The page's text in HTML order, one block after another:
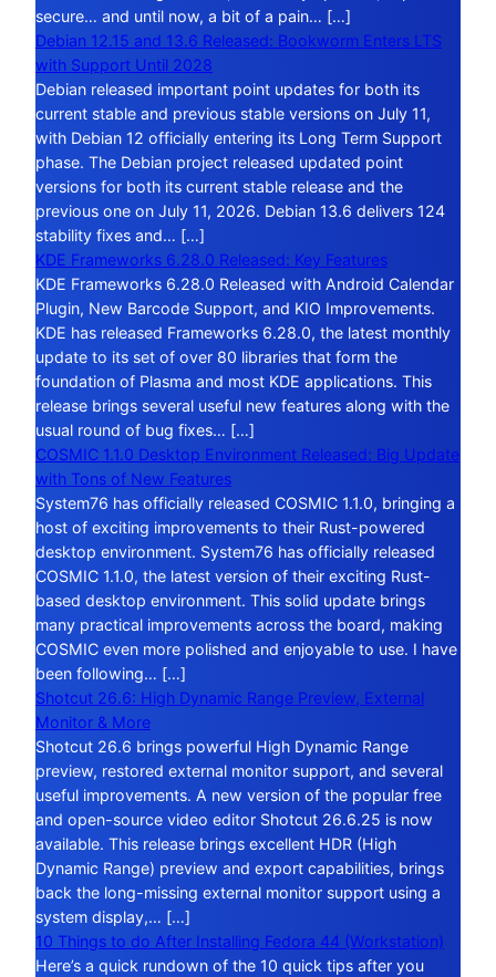
secure… and until now, a bit of a pain… […]
Debian 12.15 and 13.6 Released: Bookworm Enters LTS
with Support Until 2028
Debian released important point updates for both its
current stable and previous stable versions on July 11,
with Debian 12 officially entering its Long Term Support
phase. The Debian project released updated point
versions for both its current stable release and the
previous one on July 11, 2026. Debian 13.6 delivers 124
stability fixes and… […]
KDE Frameworks 6.28.0 Released: Key Features
KDE Frameworks 6.28.0 Released with Android Calendar
Plugin, New Barcode Support, and KIO Improvements.
KDE has released Frameworks 6.28.0, the latest monthly
update to its set of over 80 libraries that form the
foundation of Plasma and most KDE applications. This
release brings several useful new features along with the
usual round of bug fixes… […]
COSMIC 1.1.0 Desktop Environment Released: Big Update
with Tons of New Features
System76 has officially released COSMIC 1.1.0, bringing a
host of exciting improvements to their Rust-powered
desktop environment. System76 has officially released
COSMIC 1.1.0, the latest version of their exciting Rust-
based desktop environment. This solid update brings
many practical improvements across the board, making
COSMIC even more polished and enjoyable to use. I have
been following… […]
Shotcut 26.6: High Dynamic Range Preview, External
Monitor & More
Shotcut 26.6 brings powerful High Dynamic Range
preview, restored external monitor support, and several
useful improvements. A new version of the popular free
and open-source video editor Shotcut 26.6.25 is now
available. This release brings excellent HDR (High
Dynamic Range) preview and export capabilities, brings
back the long-missing external monitor support using a
system display,… […]
10 Things to do After Installing Fedora 44 (Workstation)
Here’s a quick rundown of the 10 quick tips after you